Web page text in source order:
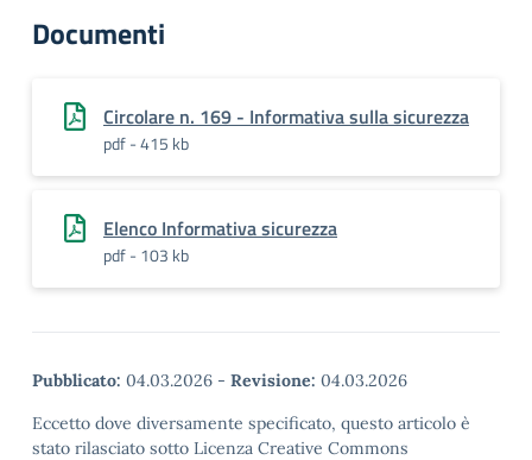
Documenti
Circolare n. 169 - Informativa sulla sicurezza
pdf - 415 kb
Elenco Informativa sicurezza
pdf - 103 kb
Pubblicato: 04.03.2026 - Revisione: 04.03.2026
Eccetto dove diversamente specificato, questo articolo è
stato rilasciato sotto Licenza Creative Commons